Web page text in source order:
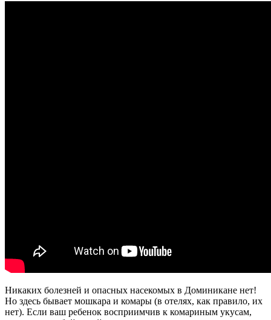
Никаких болезней и опасных насекомых в Доминикане нет!
Но здесь бывает мошкара и комары (в отелях, как правило, их
нет). Если ваш ребенок восприимчив к комариным укусам,